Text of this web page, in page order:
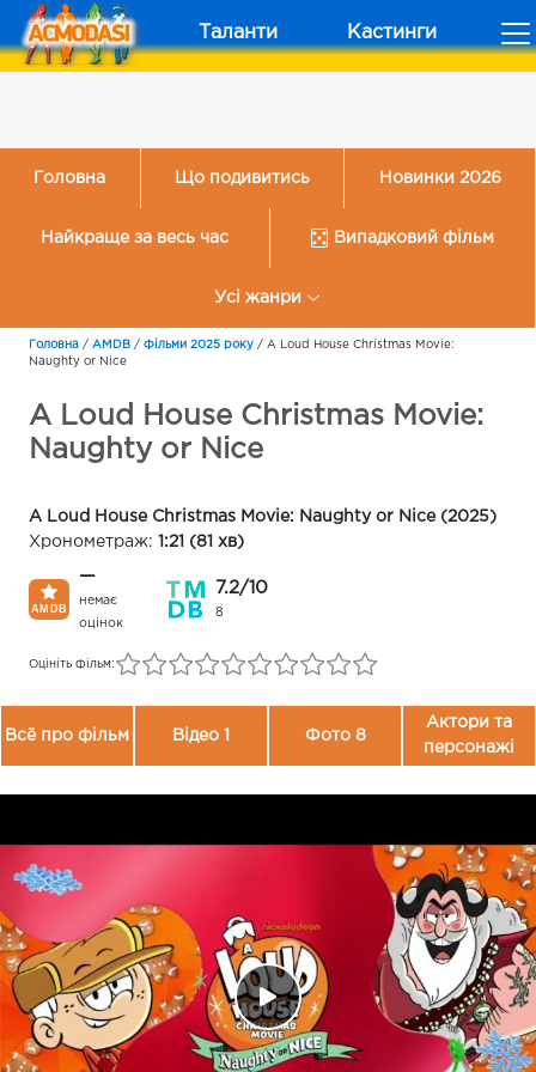
Таланти Кастинги
Головна Що подивитись Новинки 2026
Найкраще за весь час Випадковий фільм
Усі жанри
Головна / AMDB / Фільми 2025 року / A Loud House Christmas Movie:
Naughty or Nice
A Loud House Christmas Movie:
Naughty or Nice
A Loud House Christmas Movie: Naughty or Nice (2025)
Хронометраж: 1:21 (81 хв)
—
немає
оцінок
7.2/10
8
Оцініть фільм:
Всё про фільм Відео 1 Фото 8
Актори та
персонажі